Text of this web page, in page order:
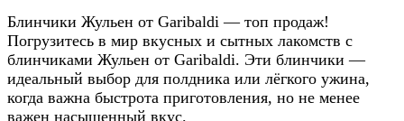
Блинчики Жульен от Garibaldi — топ продаж!
Погрузитесь в мир вкусных и сытных лакомств с
блинчиками Жульен от Garibaldi. Эти блинчики —
идеальный выбор для полдника или лёгкого ужина,
когда важна быстрота приготовления, но не менее
важен насыщенный вкус.